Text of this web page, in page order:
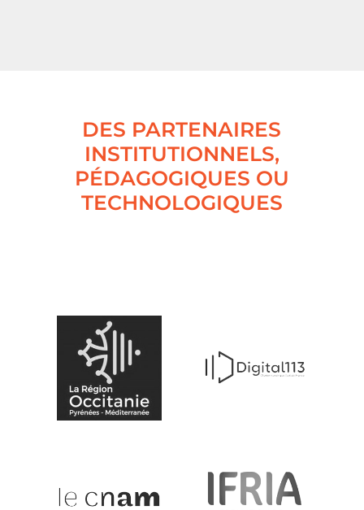
DES PARTENAIRES
INSTITUTIONNELS,
PÉDAGOGIQUES OU
TECHNOLOGIQUES